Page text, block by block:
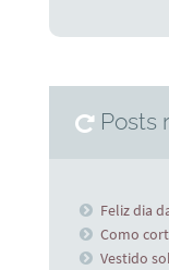
Posts
Feliz dia
Como
Vestido